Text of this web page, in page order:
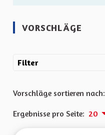
VORSCHLÄGE
Filter
Vorschläge sortieren nach:
Ergebnisse pro Seite: 20